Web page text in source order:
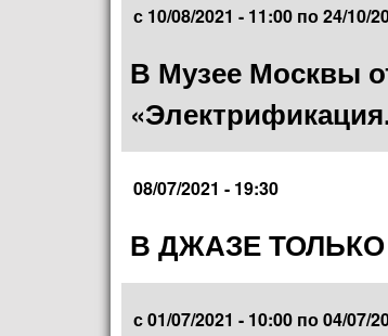
с 10/08/2021 - 11:00 по24/10/
В Музее Москвы
08/07/2021 - 19:30
В ДЖАЗЕ
с01/07/2021 - 10:00 по04/07/